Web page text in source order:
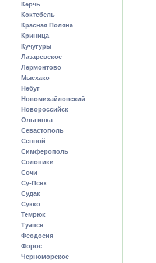
Керчь
Коктебель
Красная Поляна
Криница
Кучугуры
Лазаревское
Лермонтово
Мысхако
Небуг
Новомихайловский
Новороссийск
Ольгинка
Севастополь
Сенной
Симферополь
Солоники
Сочи
Су-Псех
Судак
Сукко
Темрюк
Туапсе
Феодосия
Форос
Черноморское